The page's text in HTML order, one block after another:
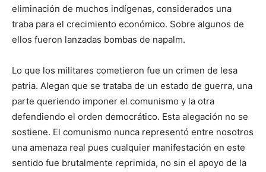
eliminación de muchos indígenas, considerados una
traba para el crecimiento económico. Sobre algunos de
ellos fueron lanzadas bombas de napalm.
Lo que los militares cometieron fue un crimen de lesa
patria. Alegan que se trataba de un estado de guerra, una
parte queriendo imponer el comunismo y la otra
defendiendo el orden democrático. Esta alegación no se
sostiene. El comunismo nunca representó entre nosotros
una amenaza real pues cualquier manifestación en este
sentido fue brutalmente reprimida, no sin el apoyo de la